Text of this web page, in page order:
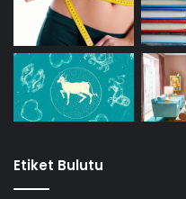
Etiket Bulutu